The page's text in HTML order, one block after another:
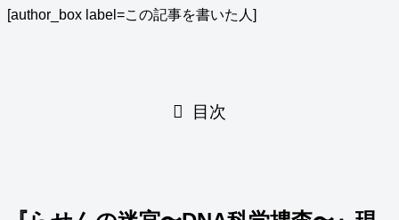
[author_box label=この記事を書いた人]
目次